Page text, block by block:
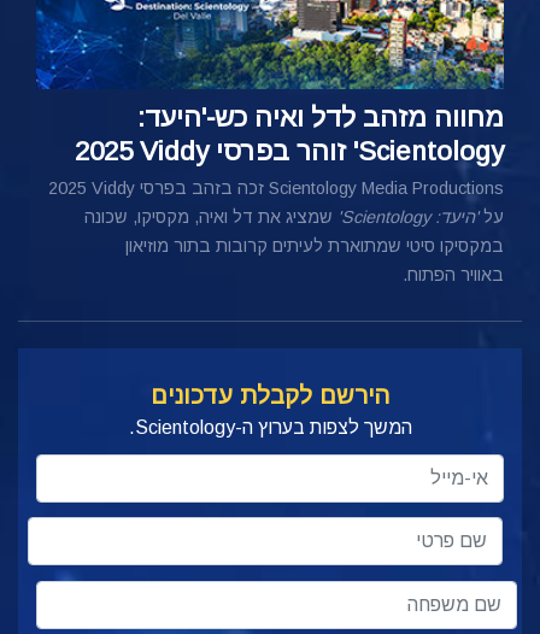
מחווה מזהב לדל ואיה כש‑'היעד:
Scientology' זוהר בפרסי Viddy ‏2025
Scientology Media Productions זכה בזהב בפרסי Viddy ‏2025
על'היעד: Scientology'
שמציג את דל ואיה, מקסיקו, שכונה
במקסיקו סיטי שמתוארת לעיתים קרובות בתור מוזיאון
באוויר הפתוח.
הירשם לקבלת עדכונים
המשך לצפות בערוץ ה-Scientology.